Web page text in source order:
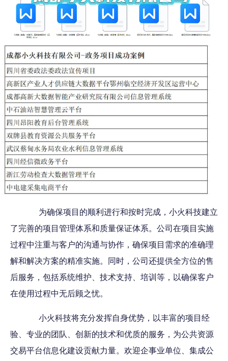
为确保项目的顺利进行和按时完成，小火科技建立
了完善的项目管理体系和质量保证体系。公司在项目实施
过程中注重与客户的沟通与协作，确保项目需求的准确理
解和解决方案的精准实施。同时，公司还提供全方位的售
后服务，包括系统维护、技术支持、培训等，以确保客户
在使用过程中无后顾之忧。
小火科技将充分发挥自身优势，以丰富的项目经
验、专业的团队、创新的技术和优质的服务，为公共资源
交易平台信息化建设贡献力量。欢迎企事业单位、集成公